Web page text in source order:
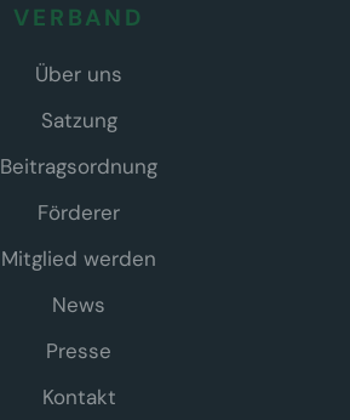
VERBAND
Über uns
Satzung
Beitragsordnung
Förderer
Mitglied werden
News
Presse
Kontakt